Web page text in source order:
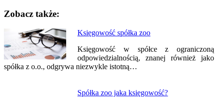
Zobacz także:
Księgowość spółka zoo
Księgowość w spółce z ograniczoną
odpowiedzialnością, znanej również jako
spółka z o.o., odgrywa niezwykle istotną…
Spółka zoo jaka księgowość?
Nawigacja
wpisu